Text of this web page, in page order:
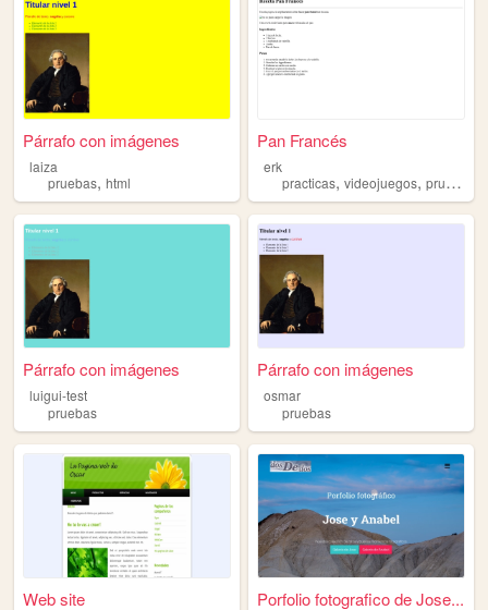
Párrafo con imágenes
laiza
pruebas, html
Pan Francés
erk
practicas,videojuegos,pruebas
Párrafo con imágenes
luigui-test
pruebas
Párrafo con imágenes
osmar
pruebas
Web site Porfolio fotografico de Jose...